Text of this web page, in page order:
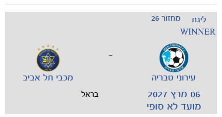
ליגת
WINNER
מחזור 26
מכבי תל אביב
-
עירוני טבריה
06 מרץ 2027 בראל
מועד לא סופי